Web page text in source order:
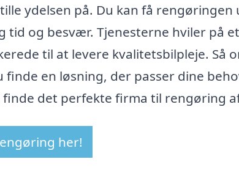
ydelsen på. Du kan få
tid og besvær. Tjenesterne hviler på
til at levere kvalitetsbilpleje. Så
en løsning, der passer dine
det perfekte firma til rengøring
her!